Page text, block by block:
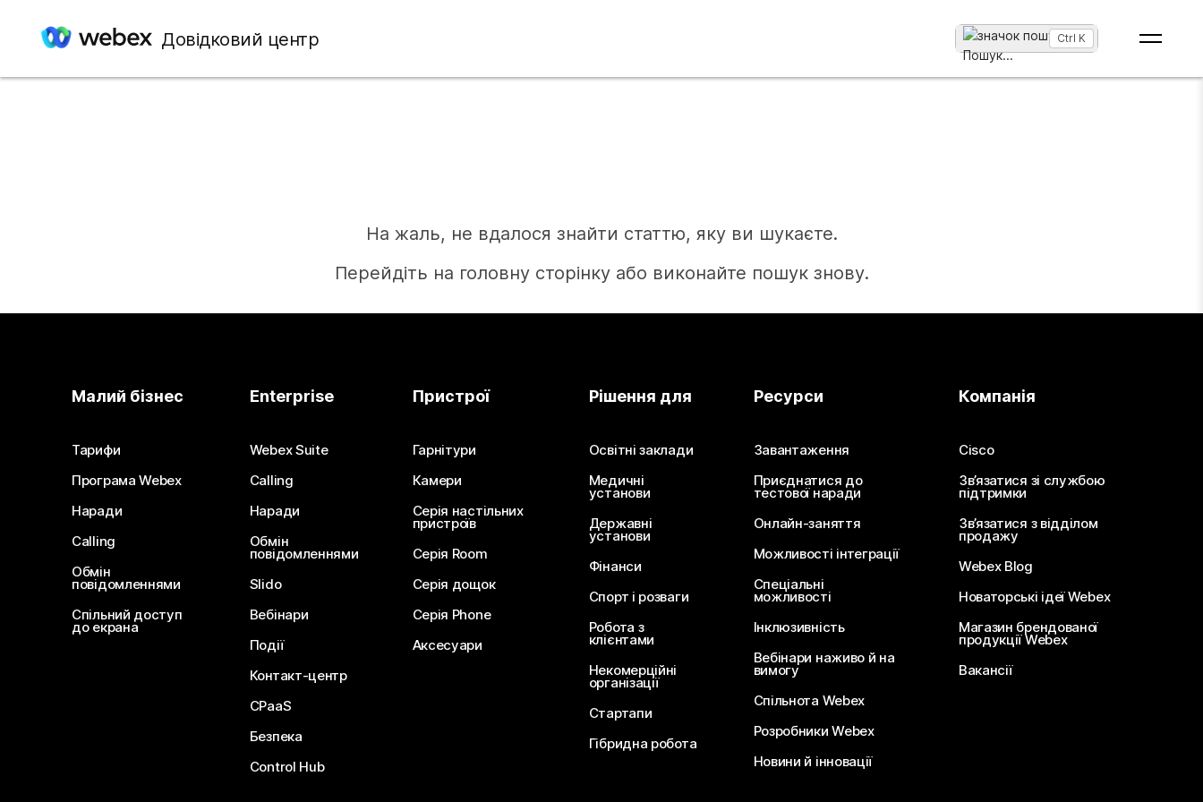
Довідковий центр
Пошук...
Ctrl K
На жаль, не вдалося знайти статтю, яку ви шукаєте.
Перейдіть на головну сторінку або виконайте пошук знову.
Потрібна відповідь?
Надішліть запитання
Малий бізнес
Тарифи
Програма Webex
Наради
Calling
Обмін
повідомленнями
Спільний доступ
до екрана
Enterprise
Webex Suite
Calling
Наради
Обмін
повідомленнями
Slido
Вебінари
Події
Контакт-центр
CPaaS
Безпека
Control Hub
Пристрої
Гарнітури
Камери
Серія настільних
пристроїв
Серія Room
Серія дощок
Серія Phone
Аксесуари
Рішення для
Освітні заклади
Медичні
установи
Державні
установи
Фінанси
Спорт і розваги
Робота з
клієнтами
Некомерційні
організації
Стартапи
Гібридна робота
Ресурси
Завантаження
Приєднатися до
тестової наради
Онлайн-заняття
Можливості інтеграції
Спеціальні
можливості
Інклюзивність
Вебінари наживо й на
вимогу
Спільнота Webex
Розробники Webex
Новини й інновації
Компанія
Cisco
Зв’язатися зі службою
підтримки
Зв’язатися з відділом
продажу
Webex Blog
Новаторські ідеї Webex
Магазин брендованої
продукції Webex
Вакансії